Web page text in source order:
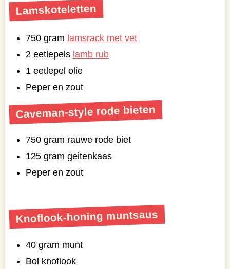
Lamskoteletten
750 gram lamsrack met vet
2 eetlepels lamb rub
1 eetlepel olie
Peper en zout
Caveman-style rode bieten
750 gram rauwe rode biet
125 gram geitenkaas
Peper en zout
Knoflook-honing muntsaus
40 gram munt
Bol knoflook